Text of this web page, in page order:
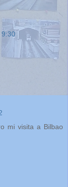
9:30
mi visita a Bilbao